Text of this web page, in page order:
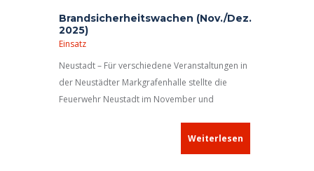
Brandsicherheitswachen (Nov./Dez.
2025)
Einsatz
Neustadt – Für verschiedene Veranstaltungen in
der Neustädter Markgrafenhalle stellte die
Feuerwehr Neustadt im November und
Weiterlesen